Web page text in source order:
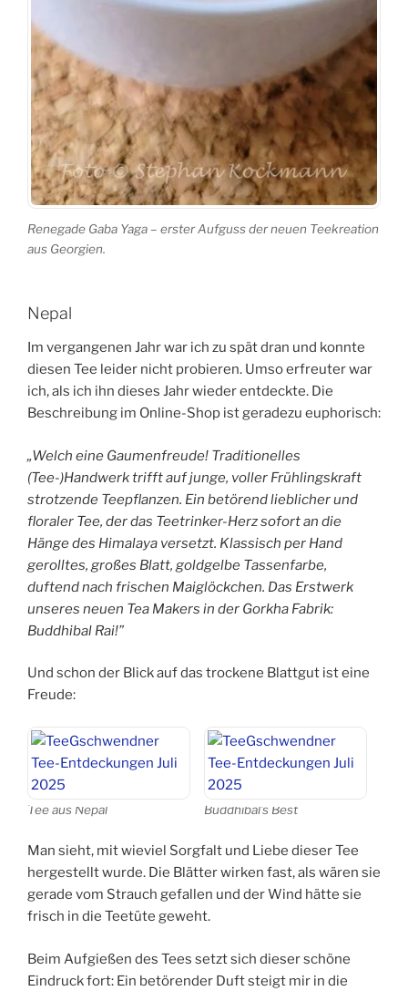
Renegade Gaba Yaga – erster Aufguss der neuen Teekreation
aus Georgien.
Nepal
Im vergangenen Jahr war ich zu spät dran und konnte
diesen Tee leider nicht probieren. Umso erfreuter war
ich, als ich ihn dieses Jahr wieder entdeckte. Die
Beschreibung im Online-Shop ist geradezu euphorisch:
„Welch eine Gaumenfreude! Traditionelles
(Tee-)Handwerk trifft auf junge, voller Frühlingskraft
strotzende Teepflanzen. Ein betörend lieblicher und
floraler Tee, der das Teetrinker-Herz sofort an die
Hänge des Himalaya versetzt. Klassisch per Hand
gerolltes, großes Blatt, goldgelbe Tassenfarbe,
duftend nach frischen Maiglöckchen. Das Erstwerk
unseres neuen Tea Makers in der Gorkha Fabrik:
Buddhibal Rai!”
Und schon der Blick auf das trockene Blattgut ist eine
Freude:
Tee aus Nepal Buddhibal’s Best
Man sieht, mit wieviel Sorgfalt und Liebe dieser Tee
hergestellt wurde. Die Blätter wirken fast, als wären sie
gerade vom Strauch gefallen und der Wind hätte sie
frisch in die Teetüte geweht.
Beim Aufgießen des Tees setzt sich dieser schöne
Eindruck fort: Ein betörender Duft steigt mir in die